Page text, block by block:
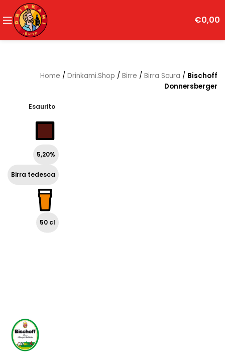
€0,00
Home / Drinkami.Shop / Birre / Birra Scura / Bischoff
Donnersberger
Esaurito
5,20%
Birra tedesca
50 cl